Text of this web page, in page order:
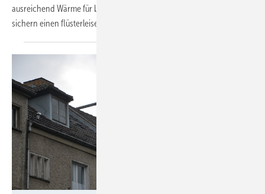
ausreichend Wärme für bis zu 400 Wohnungen. Spezielle Ventilatoren
sichern einen flüsterleisen Betrieb